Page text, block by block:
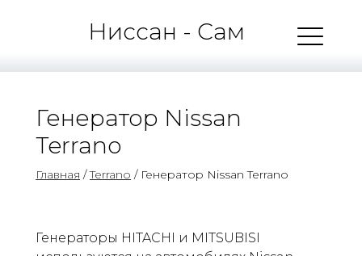
Ниссан - Сам
Генератор Nissan
Terrano
Главная /Terrano / Генератор Nissan Terrano
Генераторы HITACHI и MITSUBISI